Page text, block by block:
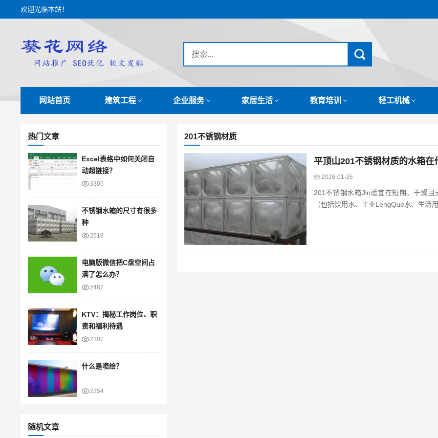
欢迎光临本站！
网站首页 建筑工程 企业服务 家居生活 教育培训 轻工机械
热门文章
Excel表格中如何关闭自
动超链接？
3305
不锈钢水箱的尺寸有很多
种
2518
电脑版微信把C盘空间占
满了怎么办？
2482
KTV：揭秘工作岗位、职
责和福利待遇
2307
什么是喷绘？
2254
随机文章
201不锈钢材质
平顶山201不锈钢材质的水箱在
2026-01-26
201不锈钢水箱Jin适宜在短期、干燥
（包括饮用水、工业LengQue水、生活